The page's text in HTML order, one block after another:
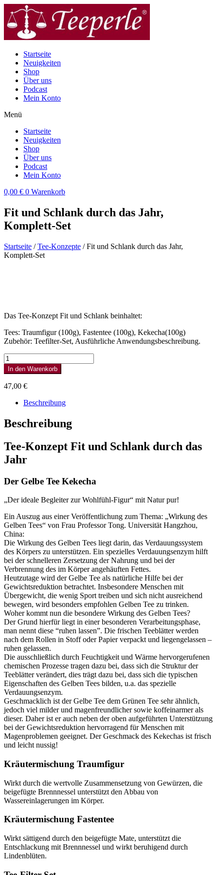
Inhalt
wechseln
Startseite
Neuigkeiten
Shop
Über uns
Podcast
Mein Konto
Menü
Startseite
Neuigkeiten
Shop
Über uns
Podcast
Mein Konto
0,00 € 0 Warenkorb
Fit und Schlank durch das Jahr,
Komplett-Set
Startseite /Tee-Konzepte / Fit und Schlank durch das Jahr,
Komplett-Set
Das Tee-Konzept Fit und Schlank beinhaltet:
Tees: Traumfigur (100g), Fastentee (100g), Kekecha(100g)
Zubehör: Teefilter-Set, Ausführliche Anwendungsbeschreibung.
Fit
und
Schlank
durch
das
Jahr,
Set
Menge
In den Warenkorb
47,00 €
Beschreibung
Beschreibung
Tee-Konzept Fit und Schlank durch das
Jahr
Der Gelbe Tee Kekecha
„Der ideale Begleiter zur Wohlfühl-Figur“ mit Natur pur!
Ein Auszug aus einer Veröffentlichung zum Thema: „Wirkung des
Gelben Tees“ von Frau Professor Tong. Universität Hangzhou,
China:
Die Wirkung des Gelben Tees liegt darin, das Verdauungssystem
des Körpers zu unterstützen. Ein spezielles Verdauungsenzym hilft
bei der schnelleren Zersetzung der Nahrung und bei der
Verbrennung des im Körper angehäuften Fettes.
Heutzutage wird der Gelbe Tee als natürliche Hilfe bei der
Gewichtsreduktion betrachtet. Insbesondere Menschen mit
Übergewicht, die wenig Sport treiben und sich nicht ausreichend
bewegen, wird besonders empfohlen Gelben Tee zu trinken.
Woher kommt nun die besondere Wirkung des Gelben Tees?
Der Grund hierfür liegt in einer besonderen Verarbeitungsphase,
man nennt diese “ruhen lassen”. Die frischen Teeblätter werden
nach dem Rollen in Stoff oder Papier verpackt und liegengelassen –
ruhen gelassen.
Die ausschließlich durch Feuchtigkeit und Wärme hervorgerufenen
chemischen Prozesse tragen dazu bei, dass sich die Struktur der
Teeblätter verändert, dies trägt dazu bei, dass sich die typischen
Eigenschaften des Gelben Tees bilden, u.a. das spezielle
Verdauungsenzym.
Geschmacklich ist der Gelbe Tee dem Grünen Tee sehr ähnlich,
jedoch viel milder und magenfreundlicher sowie koffeinarmer als
dieser. Daher ist er auch neben der oben aufgeführten Unterstützung
bei der Gewichtsreduktion hervorragend für Menschen mit
Magenproblemen geeignet. Der Geschmack des Kekechas ist frisch
und leicht nussig!
Kräutermischung Traumfigur
Wirkt durch die wertvolle Zusammensetzung von Gewürzen, die
beigefügte Brennnessel unterstützt den Abbau von
Wassereinlagerungen im Körper.
Kräutermischung Fastentee
Wirkt sättigend durch den beigefügte Mate, unterstützt die
Entschlackung mit Brennnessel und wirkt beruhigend durch
Lindenblüten.